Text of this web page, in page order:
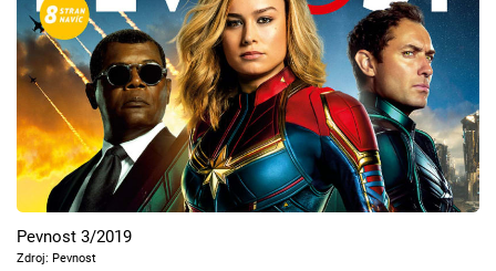
Filmy
Seriály
Hry
Cool Esport
Pořady
Pevnost 3/2019
Zdroj: Pevnost